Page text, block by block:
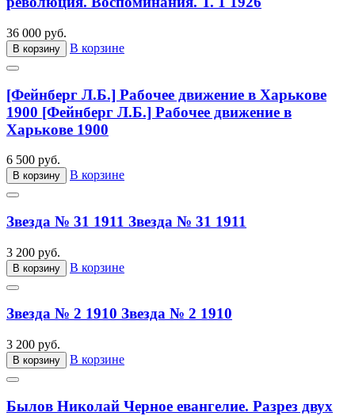
36 000 руб.
В корзину В корзине
[Фейнберг Л.Б.] Рабочее движение в Харькове
1900 [Фейнберг Л.Б.] Рабочее движение в
Харькове 1900
6 500 руб.
В корзину В корзине
Звезда № 31 1911 Звезда № 31 1911
3 200 руб.
В корзину В корзине
Звезда № 2 1910 Звезда № 2 1910
3 200 руб.
В корзину В корзине
Былов Николай Черное евангелие. Разрез двух